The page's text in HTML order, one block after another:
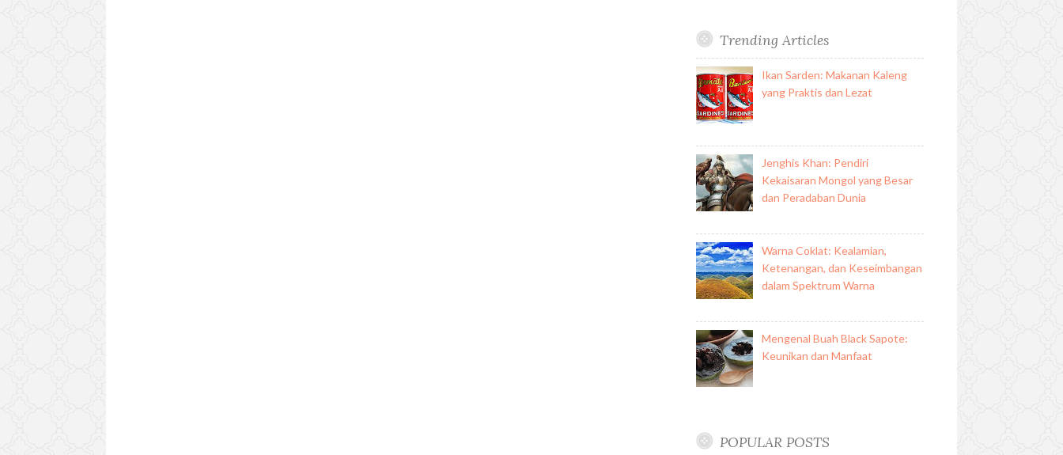
Trending Articles
Ikan Sarden: Makanan Kaleng
yang Praktis dan Lezat
Jenghis Khan: Pendiri
Kekaisaran Mongol yang Besar
dan Peradaban Dunia
Warna Coklat: Kealamian,
Ketenangan, dan Keseimbangan
dalam Spektrum Warna
Mengenal Buah Black Sapote:
Keunikan dan Manfaat
POPULAR POSTS